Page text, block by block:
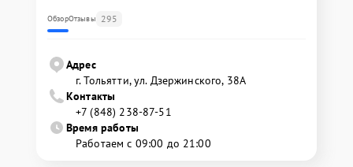
ОбзорОтзывы 295
Адрес
г. Тольятти, ул. Дзержинского, 38А
Контакты
+7 (848) 238-87-51
Время работы
Работаем с 09:00 до 21:00